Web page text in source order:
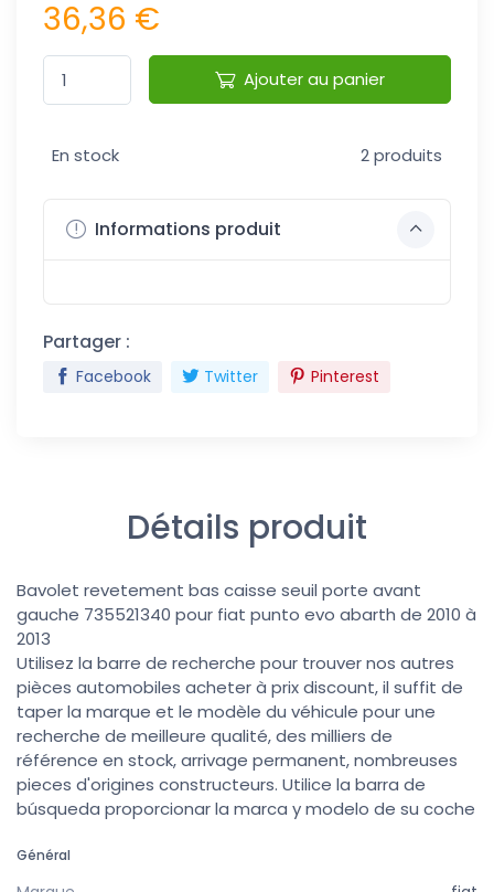
36,36 €
Ajouter au panier
En stock 2 produits
Informations produit
Partager :
Facebook Twitter Pinterest
Détails produit
Bavolet revetement bas caisse seuil porte avant
gauche 735521340 pour fiat punto evo abarth de 2010 à
2013
Utilisez la barre de recherche pour trouver nos autres
pièces automobiles acheter à prix discount, il suffit de
taper la marque et le modèle du véhicule pour une
recherche de meilleure qualité, des milliers de
référence en stock, arrivage permanent, nombreuses
pieces d'origines constructeurs. Utilice la barra de
búsqueda proporcionar la marca y modelo de su coche
Général